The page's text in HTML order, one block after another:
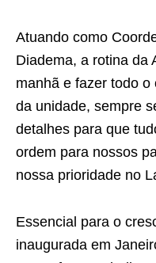
Atuando como
Diadema, a rotina da
manhã e fazer todo
da unidade, sempre
detalhes para que
ordem para nossos
nossa prioridade no
Essencial para o
inaugurada em